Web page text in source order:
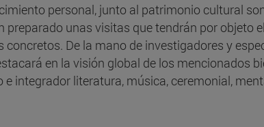
personal, junto al patrimonio cultural
preparado unas visitas que tendrán por objeto
De la mano de investigadores y
en la visión global de los mencionados
integrador literatura, música, ceremonial,